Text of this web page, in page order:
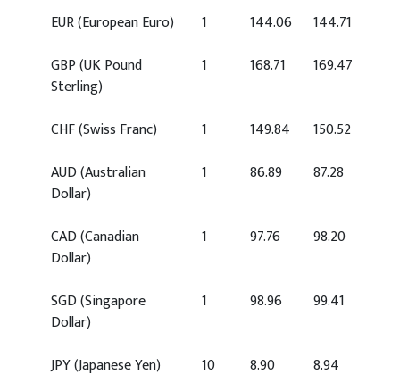
EUR(European Euro) 1 144.06
144.71
GBP(UK Pound
Sterling)
1 168.71 169.47
CHF(Swiss Franc) 1 149.84
150.52
AUD(Australian
Dollar)
1 86.89 87.28
CAD(Canadian
Dollar)
1 97.76 98.20
SGD(Singapore
Dollar)
1 98.96 99.41
JPY(Japanese Yen) 10 8.90
8.94